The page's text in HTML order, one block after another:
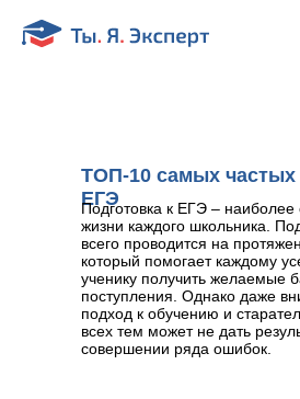
ТОП-10 самых
ЕГЭ
Подготовка к ЕГЭ –
жизни каждого школьника.
всего проводится на
который помогает каждому
ученику получить желаемые
поступления. Однако даже
подход к обучению и
всех тем может не дать
совершении ряда ошибок.